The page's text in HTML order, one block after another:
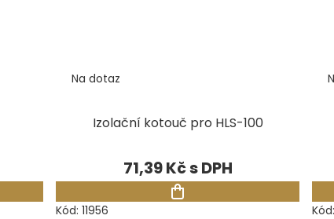
Izolační kotouč pro HLS-100
Na dotaz
71,39 Kč
Kód: 11956 Kód: